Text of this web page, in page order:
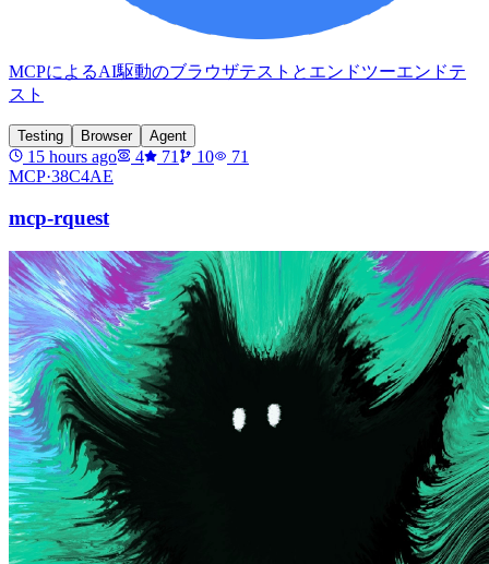
MCPによるAI駆動のブラウザテストとエンドツーエンドテ
スト
Testing Browser Agent
15 hours ago 4 71 10
71
MCP·38C4AE
mcp-rquest